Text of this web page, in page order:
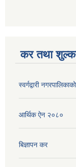
कर तथा
स्वर्गद्वारी
आर्थिक ऐन २०८०
बिज्ञापन कर